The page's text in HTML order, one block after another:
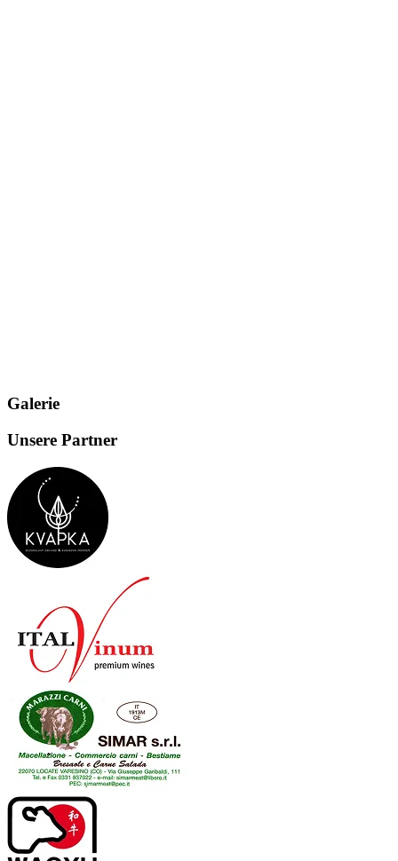
Galerie
Unsere Partner